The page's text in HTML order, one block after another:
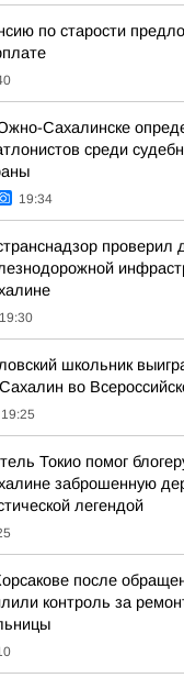
по старости
Сахалинске
среди
19:34
проверил
19:30
школьник
во
19:25
Токио помог
заброшенную
легендой
после
контроль за